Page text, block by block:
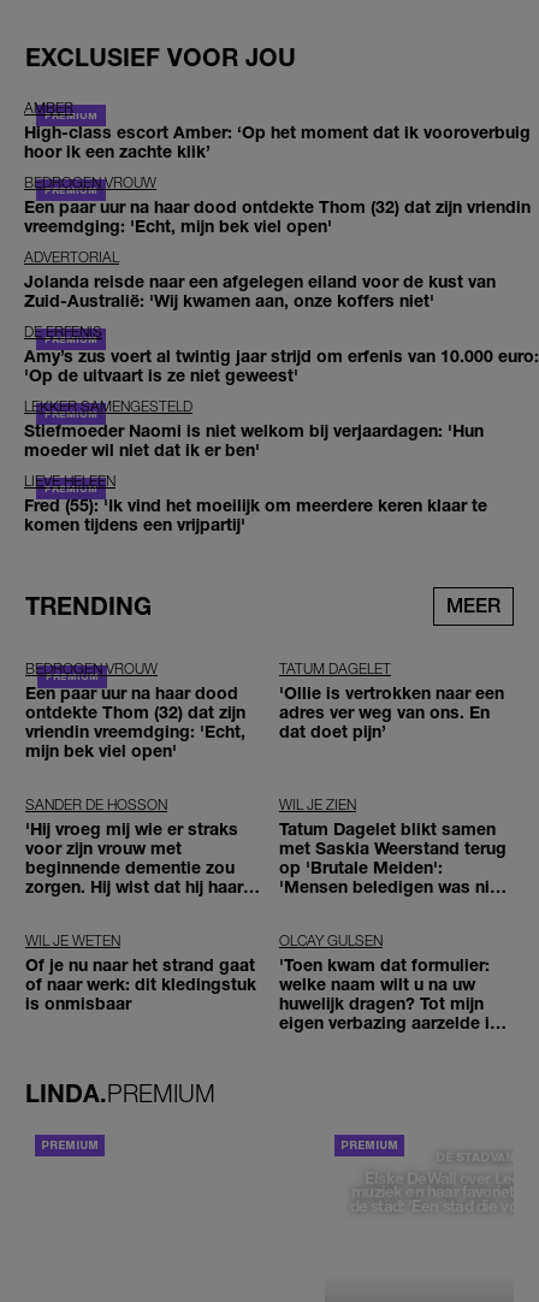
EXCLUSIEF VOOR JOU
AMBER
High-class escort Amber: ‘Op het moment dat ik vooroverbuig
hoor ik een zachte klik’
BEDROGEN VROUW
Een paar uur na haar dood ontdekte Thom (32) dat zijn vriendin
vreemdging: 'Echt, mijn bek viel open'
ADVERTORIAL
Jolanda reisde naar een afgelegen eiland voor de kust van
Zuid-Australië: 'Wij kwamen aan, onze koffers niet'
DE ERFENIS
Amy’s zus voert al twintig jaar strijd om erfenis van 10.000 euro:
'Op de uitvaart is ze niet geweest'
LEKKER SAMENGESTELD
Stiefmoeder Naomi is niet welkom bij verjaardagen: 'Hun
moeder wil niet dat ik er ben'
LIEVE HELEEN
Fred (55): 'Ik vind het moeilijk om meerdere keren klaar te
komen tijdens een vrijpartij'
TRENDING MEER
BEDROGEN VROUW
Een paar uur na haar dood
ontdekte Thom (32) dat zijn
vriendin vreemdging: 'Echt,
mijn bek viel open'
TATUM DAGELET
'Ollie is vertrokken naar een
adres ver weg van ons. En
dat doet pijn’
SANDER DE HOSSON
'Hij vroeg mij wie er straks
voor zijn vrouw met
beginnende dementie zou
zorgen. Hij wist dat hij haar
WIL JE ZIEN
Tatum Dagelet blikt samen
met Saskia Weerstand terug
op 'Brutale Meiden':
'Mensen beledigen was niet
WIL JE WETEN
Of je nu naar het strand gaat
of naar werk: dit kledingstuk
is onmisbaar
OLCAY GULSEN
'Toen kwam dat formulier:
welke naam wilt u na uw
huwelijk dragen? Tot mijn
eigen verbazing aarzelde ik
LINDA.PREMIUM
DE STAD VAN
Elske DeWall over
muziek en haar favoriete
de stad: 'Een stad die